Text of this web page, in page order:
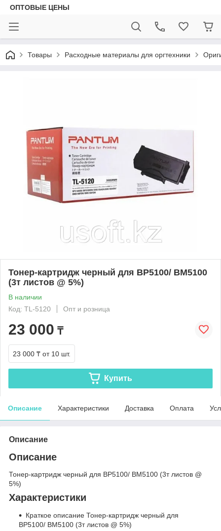
ОПТОВЫЕ ЦЕНЫ
Товары Расходные материалы для оргтехники
Тонер-картридж черный для BP5100/ BM5100
(3т листов @ 5%)
В наличии
Код: TL-5120
Опт и розница
23 000 ₸
23 000 ₸ от 10 шт.
Купить
Описание Характеристики Доставка Оплата
Описание
Описание
Тонер-картридж черный для BP5100/ BM5100 (3т листов @
5%)
Характеристики
Краткое описание Тонер-картридж черный для
BP5100/ BM5100 (3т листов @ 5%)